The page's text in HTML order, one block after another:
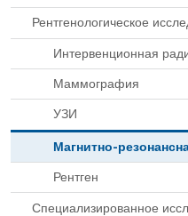
Рентгенологическое
Интервенционная
Маммография
УЗИ
Магнитно-
Рентген
Специализированное